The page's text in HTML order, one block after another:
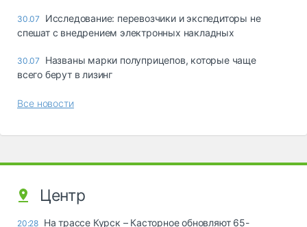
30.07
Исследование: перевозчики и экспедиторы не
спешат с внедрением электронных накладных
30.07
Названы марки полуприцепов, которые чаще
всего берут в лизинг
Все новости
Центр
20:28 На трассе Курск – Касторное обновляют 65-